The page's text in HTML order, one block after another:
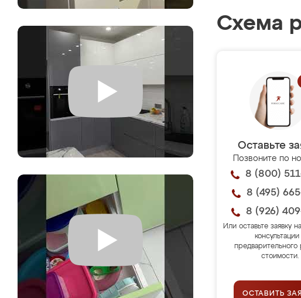
Схема
Оставьте
Позвоните по
8 (800)
8 (495)
8 (926)
Или оставьте заявку
консультации
предварительного
стоимости.
ОСТАВИТЬ